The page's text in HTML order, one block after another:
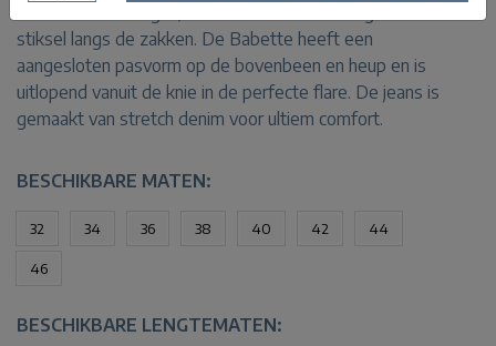
stiksel langs de zakken. De Babette heeft een
aangesloten pasvorm op de bovenbeen en heup en is
uitlopend vanuit de knie in de perfecte flare. De jeans is
gemaakt van stretch denim voor ultiem comfort.
BESCHIKBARE MATEN:
32 34 36 38 40 42 44
46
BESCHIKBARE LENGTEMATEN: